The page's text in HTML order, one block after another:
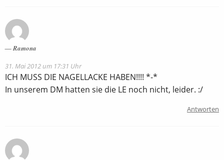
Ramona
31. Mai 2012 um 17:31 Uhr
ICH MUSS DIE NAGELLACKE HABEN!!!! *-*
In unserem DM hatten sie die LE noch nicht, leider. :/
Antworten